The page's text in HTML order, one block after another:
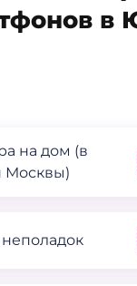
в
на дом (в
Москвы)